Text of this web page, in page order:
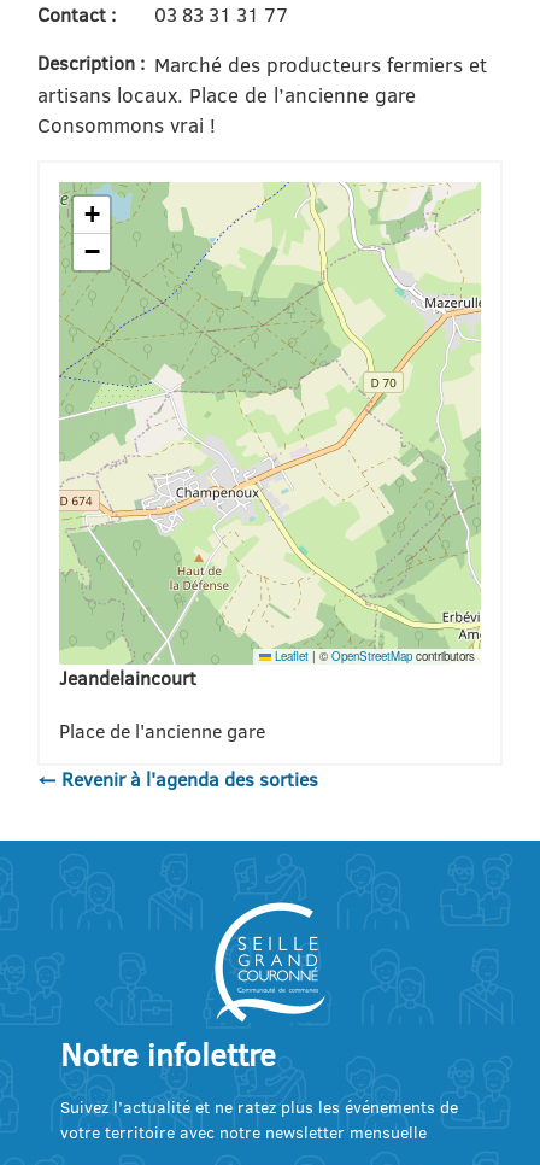
Contact :
03 83 31 31 77
Description : Marché des producteurs fermiers et
artisans locaux. Place de l’ancienne gare
Consommons vrai !
+
−
Leaflet | ©OpenStreetMap contributors
Jeandelaincourt
Place de l'ancienne gare
← Revenir à l'agenda des sorties
Notre infolettre
Suivez l’actualité et ne ratez plus les événements de
votre territoire avec notre newsletter mensuelle